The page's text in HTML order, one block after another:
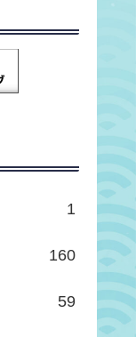
1
160
59